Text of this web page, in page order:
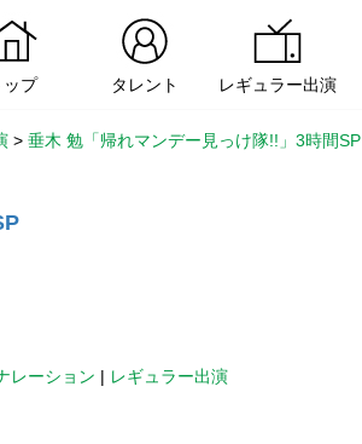
ップ タレント レギュラー出演
> 垂木 勉「帰れマンデー見っけ隊!!」3時間SP
レーション | レギュラー出演